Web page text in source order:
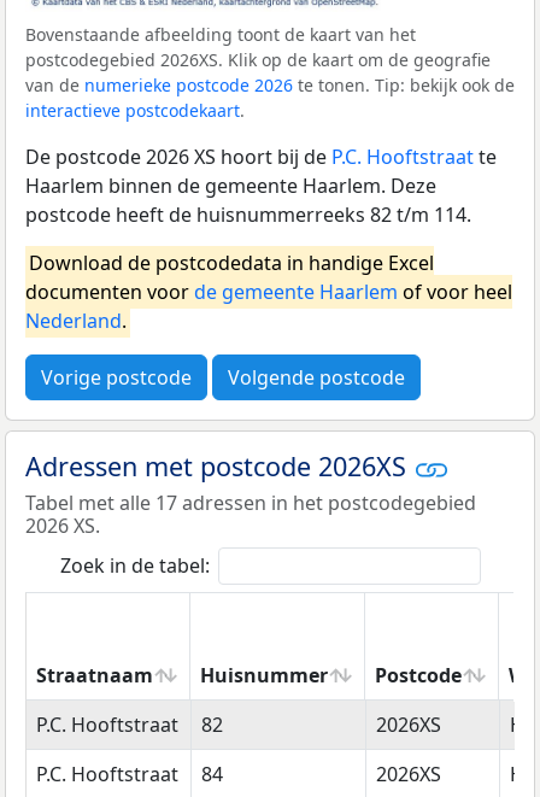
Bovenstaande afbeelding toont de kaart van het
postcodegebied 2026XS. Klik op de kaart om de geografie
van de numerieke postcode 2026 te tonen. Tip: bekijk ook de
interactieve postcodekaart.
De postcode 2026 XS hoort bij de P.C. Hooftstraatte
Haarlem binnen de gemeente Haarlem. Deze
postcode heeft de huisnummerreeks 82 t/m 114.
Download de postcodedata in handige Excel
documenten voorde gemeente Haarlem of voor heel
Nederland.
Vorige postcode Volgende postcode
Adressen met postcode 2026XS
Tabel met alle 17 adressen in het postcodegebied
2026 XS.
Zoek in de tabel:
Straatnaam Huisnummer Postcode
Straatnaam
Huisnummer Postcode
P.C. Hooftstraat 82 2026XS
P.C. Hooftstraat
84 2026XS